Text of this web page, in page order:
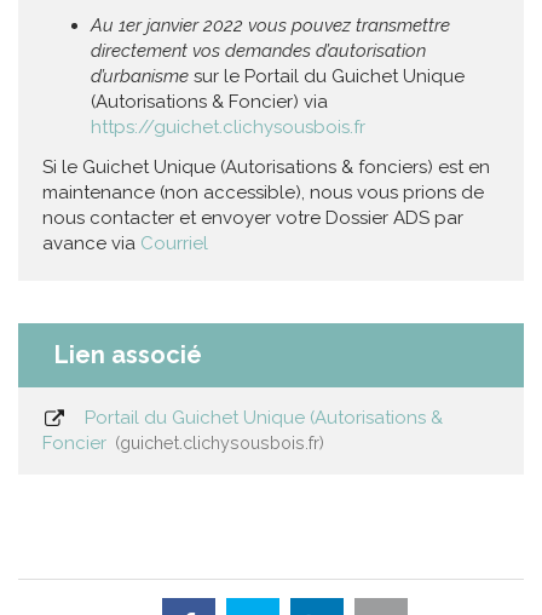
Au 1er janvier 2022 vous pouvez transmettre
directement vos demandes d’autorisation
d’urbanisme sur le Portail du Guichet Unique
(Autorisations & Foncier) via
https://guichet.clichysousbois.fr
Si le Guichet Unique (Autorisations & fonciers) est en
maintenance (non accessible), nous vous prions de
nous contacter et envoyer votre Dossier ADS par
avance via Courriel
Lien associé
Portail du Guichet Unique (Autorisations &
Foncier
guichet.clichysousbois.fr